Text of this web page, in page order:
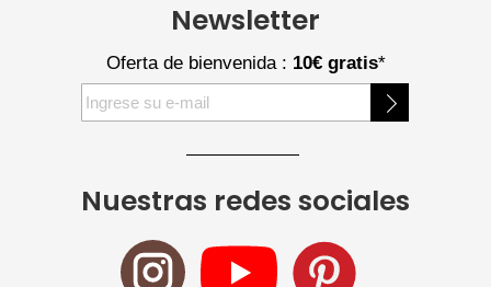
Nuestras redes sociales
Newsletter
Oferta de bienvenida : 10€ gratis*
Inscríbase
a
de